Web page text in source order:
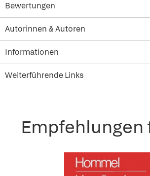
Bewertungen
Autorinnen & Autoren
Informationen
Weiterführende Links
Empfehlungen